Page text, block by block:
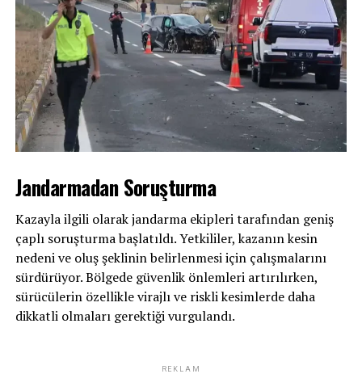
Jandarmadan Soruşturma
Kazayla ilgili olarak jandarma ekipleri tarafından geniş
çaplı soruşturma başlatıldı. Yetkililer, kazanın kesin
nedeni ve oluş şeklinin belirlenmesi için çalışmalarını
sürdürüyor. Bölgede güvenlik önlemleri artırılırken,
sürücülerin özellikle virajlı ve riskli kesimlerde daha
dikkatli olmaları gerektiği vurgulandı.
REKLAM